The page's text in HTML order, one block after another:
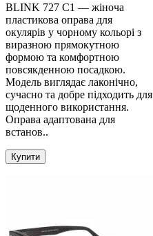
BLINK 727 C1 — жіноча
пластикова оправа для
окулярів у чорному кольорі з
виразною прямокутною
формою та комфортною
повсякденною посадкою.
Модель виглядає лаконічно,
сучасно та добре підходить для
щоденного використання.
Оправа адаптована для
встанов..
Купити